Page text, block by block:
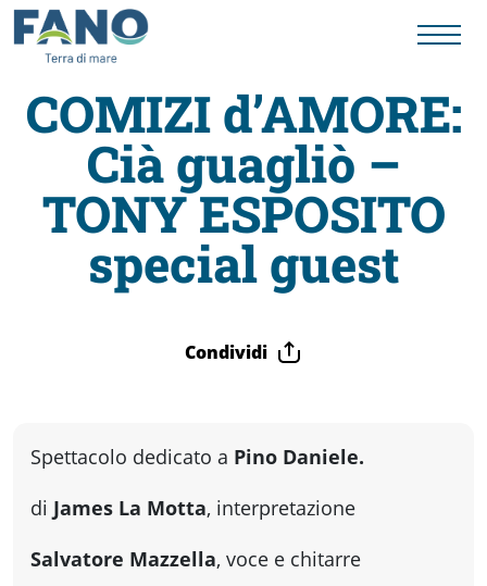
Fano
Visit
Card
fare
Percorsi
COMIZI d’AMORE:
Cià guagliò –
TONY ESPOSITO
special guest
Condividi
Spettacolo dedicato a Pino Daniele.
di James La Motta, interpretazione
Salvatore Mazzella, voce e chitarre